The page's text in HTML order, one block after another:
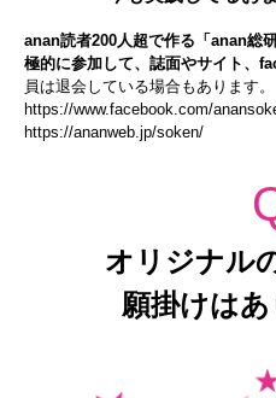
anan読者200人超で作る「anan総
極的に参加して、誌面やサイト、
員は退会している場合もあります。
https://www.facebook.com/
https://ananweb.jp/soken/
オリジナル
願掛けは